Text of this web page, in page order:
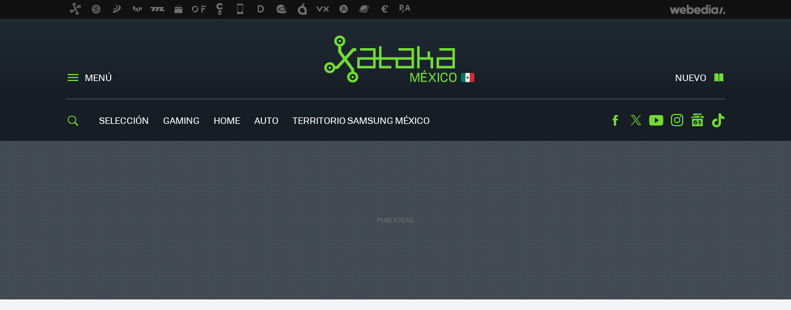
MENÚ NUEVO
SELECCIÓN GAMING HOME AUTO TERRITORIO SAMSUNG MÉXICO Facebook
TwitterYoutubeInstagramgooglenews